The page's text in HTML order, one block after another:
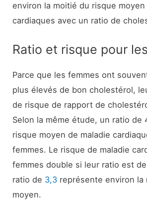
environ la moitié du risque moyen
cardiaques avec un ratio de
Ratio et risque pour
Parce que les femmes ont
plus élevés de bon cholestérol,
de risque de rapport de
Selon la même étude, un ratio de
risque moyen de maladie
femmes. Le risque de maladie
femmes double si leur ratio est de
ratio de 3,3 représente environ la
moyen.